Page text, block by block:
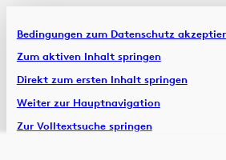
Bedingungen zum Datenschutz
Zum aktiven Inhalt springen
Direkt zum ersten Inhalt springen
Weiter zur Hauptnavigation
Zur Volltextsuche springen
Artikel &